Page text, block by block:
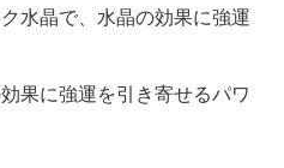
水晶で、水晶の効果に強運
果に強運を引き寄せるパワ